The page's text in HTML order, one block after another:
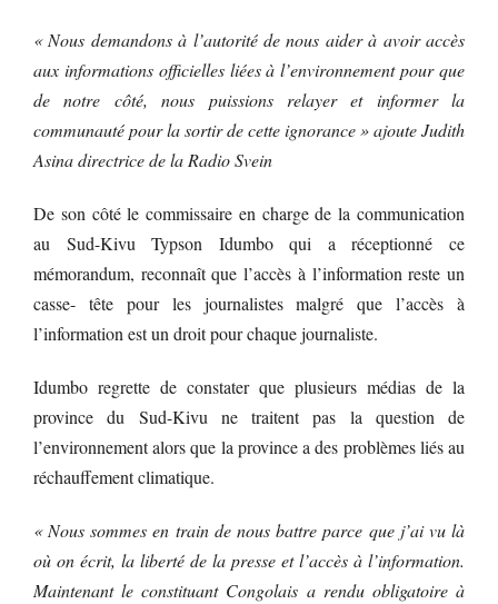
« Nous demandons à l’autorité de nous aider à avoir accès
aux informations officielles liées à l’environnement pour que
de notre côté, nous puissions relayer et informer la
communauté pour la sortir de cette ignorance » ajoute Judith
Asina directrice de la Radio Svein
De son côté le commissaire en charge de la communication
au Sud-Kivu Typson Idumbo qui a réceptionné ce
mémorandum, reconnaît que l’accès à l’information reste un
casse- tête pour les journalistes malgré que l’accès à
l’information est un droit pour chaque journaliste.
Idumbo regrette de constater que plusieurs médias de la
province du Sud-Kivu ne traitent pas la question de
l’environnement alors que la province a des problèmes liés au
réchauffement climatique.
« Nous sommes en train de nous battre parce que j’ai vu là
où on écrit, la liberté de la presse et l’accès à l’information.
Maintenant le constituant Congolais a rendu obligatoire à